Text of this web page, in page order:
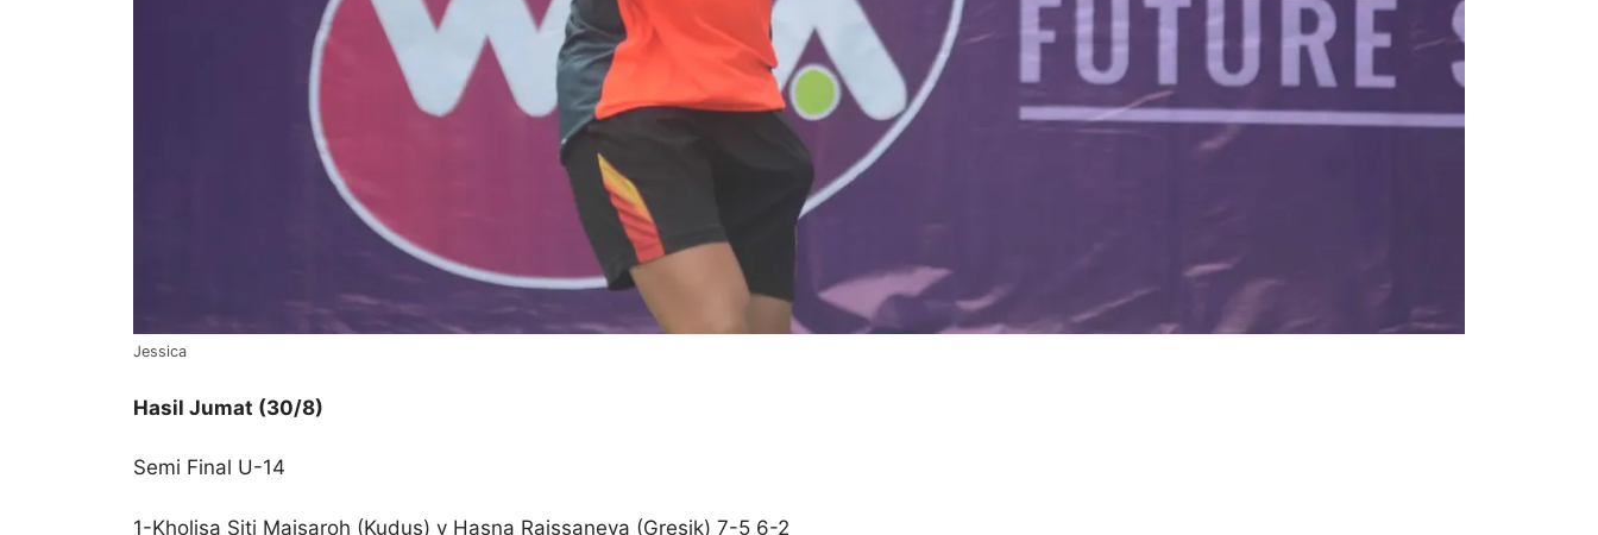
Jessica
Hasil Jumat (30/8)
Semi Final U-14
1-Kholisa Siti Maisaroh (Kudus) v Hasna Raissaneva (Gresik) 7-5 6-2